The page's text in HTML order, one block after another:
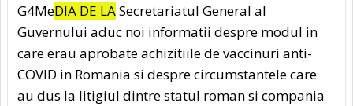
G4MeDIA DE LASecretariatul General al
Guvernului aduc noi informatii despre modul in
care erau aprobate achizitiile de vaccinuri anti-
COVID in Romania si despre circumstantele care
au dus la litigiul dintre statul roman si compania